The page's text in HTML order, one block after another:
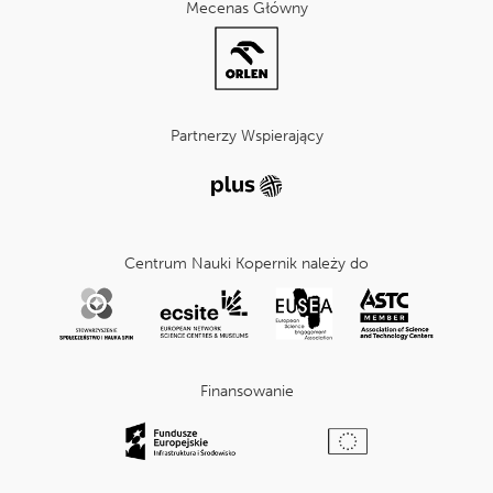
Mecenas Główny
Partnerzy Wspierający
Centrum Nauki Kopernik należy do
Finansowanie